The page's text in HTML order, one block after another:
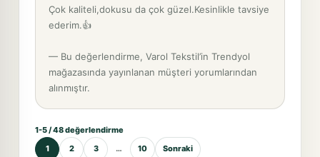
Çok kaliteli,dokusu da çok güzel.Kesinlikle tavsiye
ederim.👍
— Bu değerlendirme, Varol Tekstil’in Trendyol
mağazasında yayınlanan müşteri yorumlarından
alınmıştır.
1-5 / 48 değerlendirme
1
2 3 … 10 Sonraki